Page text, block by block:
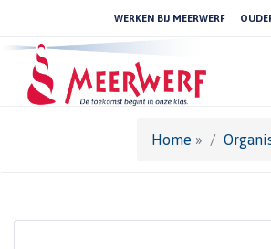
WERKEN BIJ MEERWERF
Home »